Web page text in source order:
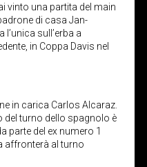
vinto una partita del main
di casa Jan-
sull’erba a
in Coppa Davis nel
in carica Carlos Alcaraz.
del turno dello spagnolo è
parte del ex numero 1
affronterà al turno